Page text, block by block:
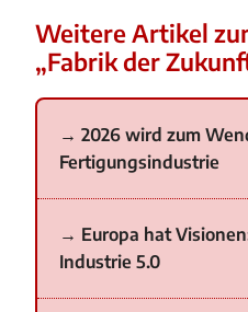
Weitere Artikel
„Fabrik der
2026 wird zum
Fertigungsindustrie
Europa hat
Industrie 5.0